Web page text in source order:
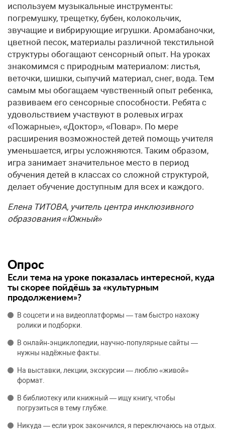
используем музыкальные инструменты:
погремушку, трещетку, бубен, колокольчик,
звучащие и вибрирующие игрушки. Аромабаночки,
цветной песок, материалы различной текстильной
структуры обогащают сенсорный опыт. На уроках
знакомимся с природным материалом: листья,
веточки, шишки, сыпучий материал, снег, вода. Тем
самым мы обогащаем чувственный опыт ребенка,
развиваем его сенсорные способности. Ребята с
удовольствием участвуют в ролевых играх
«Пожарные», «Доктор», «Повар». По мере
расширения возможностей детей помощь учителя
уменьшается, игры усложняются. Таким образом,
игра занимает значительное место в период
обучения детей в классах со сложной структурой,
делает обучение доступным для всех и каждого.
Елена ТИТОВА, учитель центра инклюзивного
образования «Южный»
Опрос
Если тема на уроке показалась интересной, куда
ты скорее пойдёшь за «культурным
продолжением»?
В соцсети и на видеоплатформы — там быстро нахожу
ролики и подборки.
В онлайн‑энциклопедии, научно‑популярные сайты —
нужны надёжные факты.
На выставки, лекции, экскурсии — люблю «живой»
формат.
В библиотеку или книжный — ищу книгу, чтобы
погрузиться в тему глубже.
Никуда — если урок закончился, я переключаюсь на отдых.